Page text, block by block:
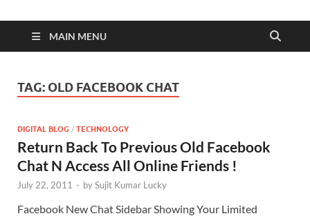
MAIN MENU
TAG: OLD FACEBOOK CHAT
DIGITAL BLOG / TECHNOLOGY
Return Back To Previous Old Facebook
Chat N Access All Online Friends !
July 22, 2011 - bySujit Kumar Lucky
Facebook New Chat Sidebar Showing Your Limited